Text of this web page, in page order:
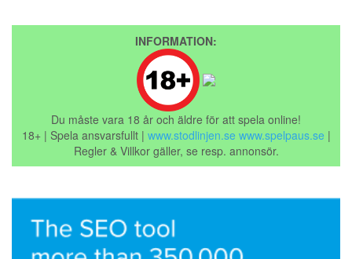
INFORMATION:
Du måste vara 18 år och äldre för att spela online!
18+ | Spela ansvarsfullt | www.stodlinjen.se www.spelpaus.se |
Regler & Villkor gäller, se resp. annonsör.